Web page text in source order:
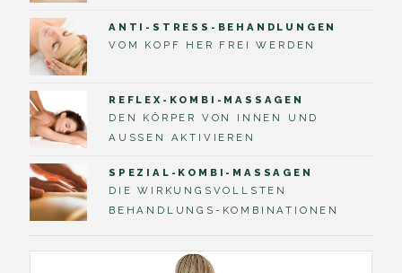
ANTI-STRESS-BEHANDLUNGEN
VOM KOPF HER FREI WERDEN
REFLEX-KOMBI-MASSAGEN
DEN KÖRPER VON INNEN UND
AUSSEN AKTIVIEREN
SPEZIAL-KOMBI-MASSAGEN
DIE WIRKUNGSVOLLSTEN
BEHANDLUNGS-KOMBINATIONEN